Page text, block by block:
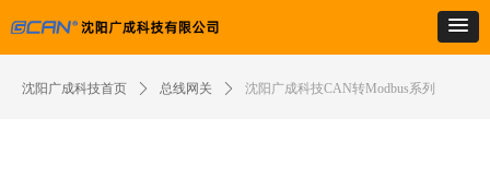
沈阳广成科技首页 ꄲ 总线网关 ꄲ 沈阳广成科技CAN转Modbus系列